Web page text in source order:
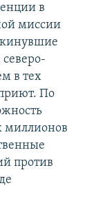
в
миссии
в тех
По
миллионов
против